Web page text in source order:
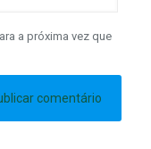
a próxima vez que